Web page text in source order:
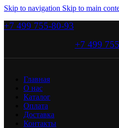
Skip to navigation Skip to main
+7 499 755-80-93
+7 499
Главная
О нас
Каталог
Оплата
Доставка
Контакты